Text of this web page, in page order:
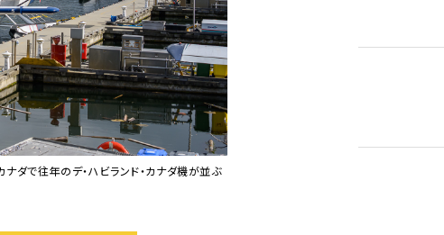
ナダで往年のデ・ハビランド・カナダ機が並ぶ